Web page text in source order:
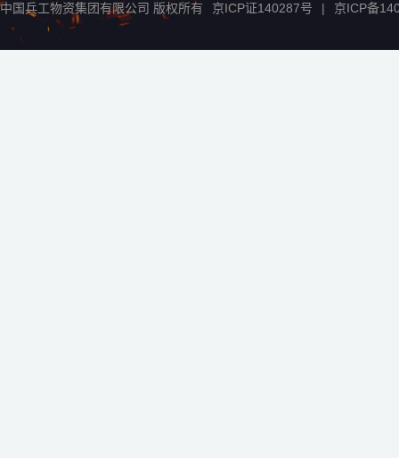
中国兵工物资集团有限公司 版权所有 京ICP证140287号 | 京ICP备